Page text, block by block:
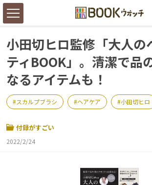
小田切ヒロ監修「大人の
ティBOOK」。清潔で品
なるアイテムも！
スカルプブラシ ヘアケア 小田切ヒロ
付録がすごい
2022/2/24